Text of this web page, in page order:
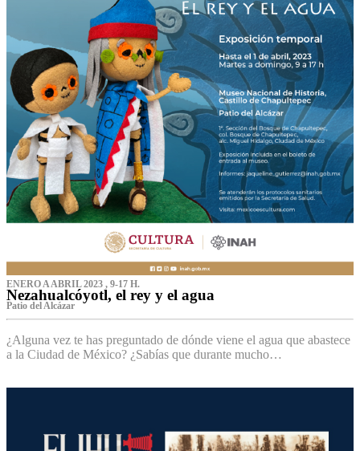
ENERO A ABRIL 2023 , 9-17 H.
Nezahualcóyotl, el rey y el agua
Patio del Alcázar
¿Alguna vez te has preguntado de dónde viene el agua que abastece
a la Ciudad de México? ¿Sabías que durante mucho…